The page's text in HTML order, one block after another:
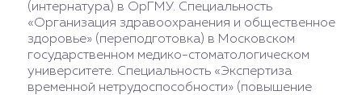
(интернатура) в ОрГМУ. Специальность
«Организация здравоохранения и общественное
здоровье» (переподготовка) в Московском
государственном медико-стоматологическом
университете. Специальность «Экспертиза
временной нетрудоспособности» (повышение